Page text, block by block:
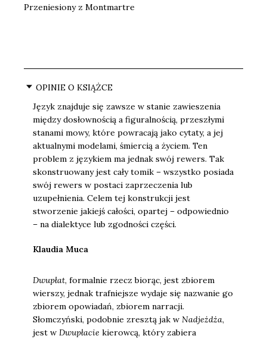
Przeniesiony z Montmartre
OPINIE O KSIĄŻCE
Język znajduje się zawsze w stanie zawieszenia
między dosłownością a figuralnością, przeszłymi
stanami mowy, które powracają jako cytaty, a jej
aktualnymi modelami, śmiercią a życiem. Ten
problem z językiem ma jednak swój rewers. Tak
skonstruowany jest cały tomik – wszystko posiada
swój rewers w postaci zaprzeczenia lub
uzupełnienia. Celem tej konstrukcji jest
stworzenie jakiejś całości, opartej – odpowiednio
– na dialektyce lub zgodności części.
Klaudia Muca
Dwupłat, formalnie rzecz biorąc, jest zbiorem
wierszy, jednak trafniejsze wydaje się nazwanie go
zbiorem opowiadań, zbiorem narracji.
Słomczyński, podobnie zresztą jak w Nadjeżdża,
jest w Dwupłacie kierowcą, który zabiera